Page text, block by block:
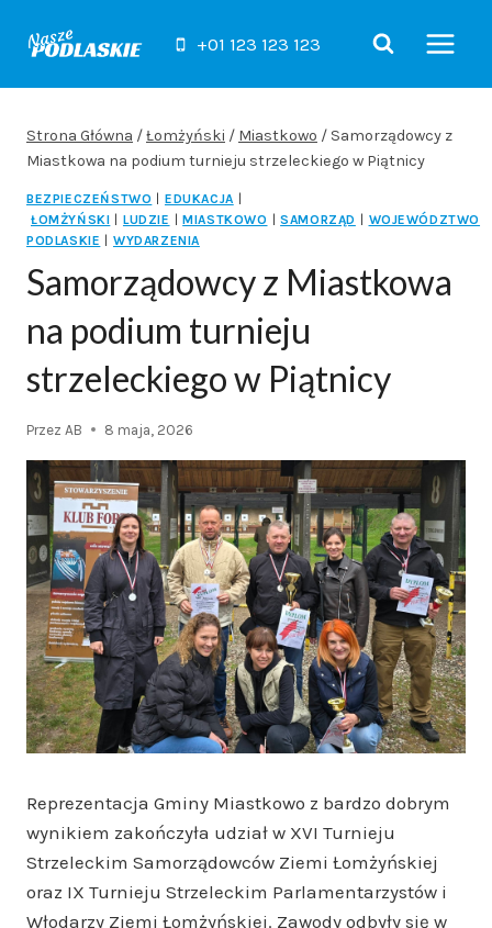
+01 123 123 123
Strona Główna /Łomżyński / Miastkowo / Samorządowcy z
Miastkowa na podium turnieju strzeleckiego w Piątnicy
BEZPIECZEŃSTWO EDUKACJA
ŁOMŻYŃSKI
LUDZIE MIASTKOWO SAMORZĄD
WOJEWÓDZTWO
PODLASKIE
WYDARZENIA
Samorządowcy z Miastkowa
na podium turnieju
strzeleckiego w Piątnicy
Przez AB 8 maja, 2026
Reprezentacja Gminy Miastkowo z bardzo dobrym
wynikiem zakończyła udział w XVI Turnieju
Strzeleckim Samorządowców Ziemi Łomżyńskiej
oraz IX Turnieju Strzeleckim Parlamentarzystów i
Włodarzy Ziemi Łomżyńskiej. Zawody odbyły się w